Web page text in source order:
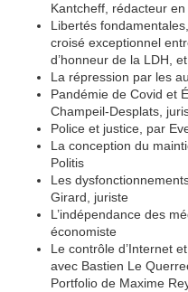
Kantcheff, rédacteur
Libertés
croisé exceptionnel
d’honneur de la LDH,
La répression par les
Pandémie de Covid et
Champeil-Desplats,
Police et justice, par
La conception du
Politis
Les
Girard, juriste
L’indépendance des
économiste
Le contrôle d’Internet
avec Bastien Le
Portfolio de Maxime